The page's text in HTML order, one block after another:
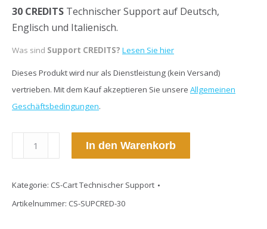
30 CREDITS Technischer Support auf Deutsch,
Englisch und Italienisch.
Was sind Support CREDITS? Lesen Sie hier
Dieses Produkt wird nur als Dienstleistung (kein Versand)
vertrieben. Mit dem Kauf akzeptieren Sie unsere Allgemeinen
Geschäftsbedingungen.
Cart
Support
-
In den Warenkorb
Kategorie: CS-Cart Technischer Support
Artikelnummer: CS-SUPCRED-30